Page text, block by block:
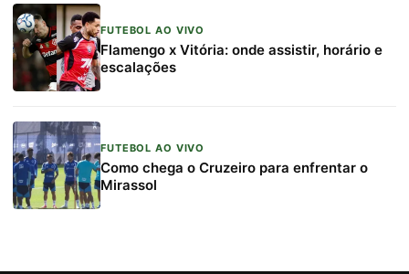
FUTEBOL AO VIVO
Flamengo x Vitória: onde assistir, horário e
escalações
FUTEBOL AO VIVO
Como chega o Cruzeiro para enfrentar o
Mirassol